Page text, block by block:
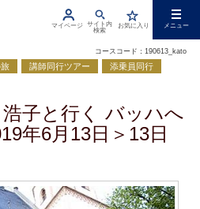
お気に入り
サイト内
検索
マイページ メニュー
コースコード：190613_kato
講師同行ツアー
添乗員同行
子と行く バッハへ
年6月13日＞13日